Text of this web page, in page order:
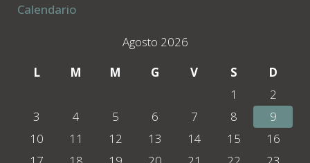
Calendario
Agosto 2026
L
M M G V S
D
1
2
3
4 5 6 7 8
9
10
11 12 13 14 15
16